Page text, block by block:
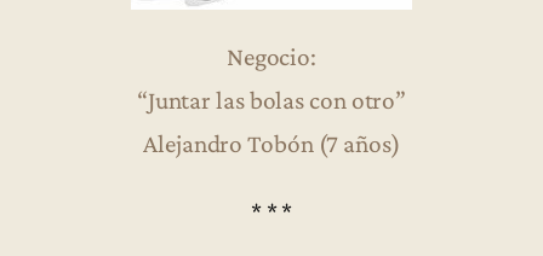
Negocio:
“Juntar las bolas con otro”
Alejandro Tobón (7 años)
* * *